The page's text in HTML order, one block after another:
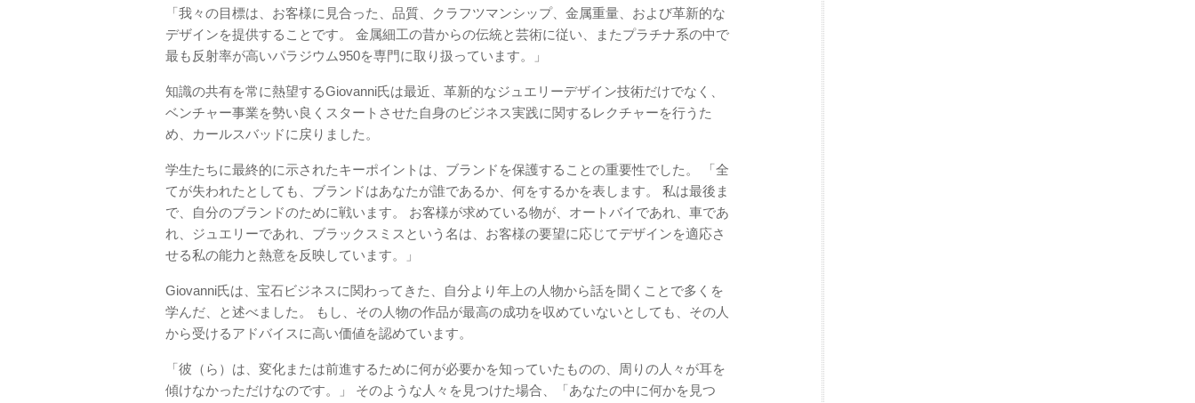
「我々の目標は、お客様に見合った、品質、クラフツマンシップ、金属重量、および革新的な
デザインを提供することです。 金属細工の昔からの伝統と芸術に従い、またプラチナ系の中で
最も反射率が高いパラジウム950を専門に取り扱っています。」
知識の共有を常に熱望するGiovanni氏は最近、革新的なジュエリーデザイン技術だけでなく、
ベンチャー事業を勢い良くスタートさせた自身のビジネス実践に関するレクチャーを行うた
め、カールスバッドに戻りました。
学生たちに最終的に示されたキーポイントは、ブランドを保護することの重要性でした。 「全
てが失われたとしても、ブランドはあなたが誰であるか、何をするかを表します。 私は最後ま
で、自分のブランドのために戦います。 お客様が求めている物が、オートバイであれ、車であ
れ、ジュエリーであれ、ブラックスミスという名は、お客様の要望に応じてデザインを適応さ
せる私の能力と熱意を反映しています。」
Giovanni氏は、宝石ビジネスに関わってきた、自分より年上の人物から話を聞くことで多くを
学んだ、と述べました。 もし、その人物の作品が最高の成功を収めていないとしても、その人
から受けるアドバイスに高い価値を認めています。
「彼（ら）は、変化または前進するために何が必要かを知っていたものの、周りの人々が耳を
傾けなかっただけなのです。」 そのような人々を見つけた場合、「あなたの中に何かを見つ